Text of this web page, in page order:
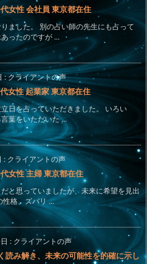
女性 会社員 東京都在住
ました。 別の占い師の先生にも占って
ったのですが ...
:クライアントの声
女性 起業家 東京都在住
日を占っていただきました。 いろい
葉をいただいた ...
: クライアントの声
女性 主婦 東京都在住
と思っていましたが、未来に希望を見出
性格、ズバリ ...
: クライアントの声
読み解き、未来の可能性を的確に示し